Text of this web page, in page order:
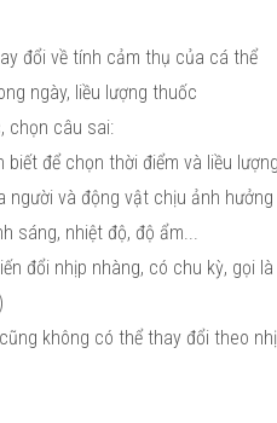
đổi về tính cảm thụ của cá thể
ngày, liều lượng thuốc
chọn câu sai:
biết để chọn thời điểm và liều
người và động vật chịu ảnh
sáng, nhiệt độ, độ ẩm...
đổi nhịp nhàng, có chu kỳ, gọi
không có thể thay đổi theo